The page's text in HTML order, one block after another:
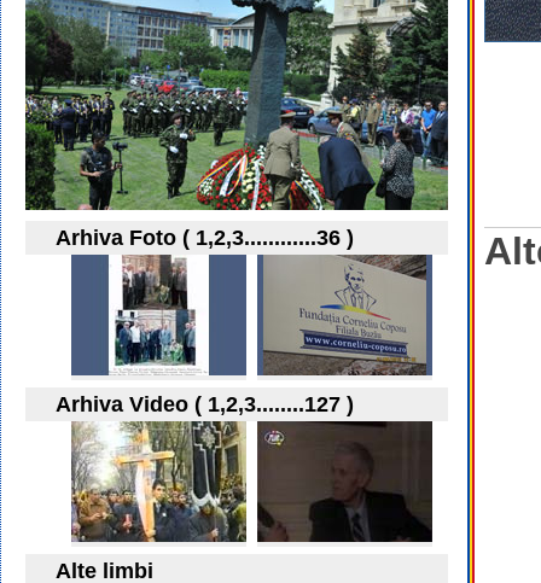
Arhiva Foto ( 1,2,3............36 )
Arhiva Video ( 1,2,3........127 )
Alte limbi